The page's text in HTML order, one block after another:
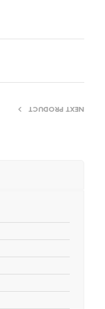
NEXT PRODUCT